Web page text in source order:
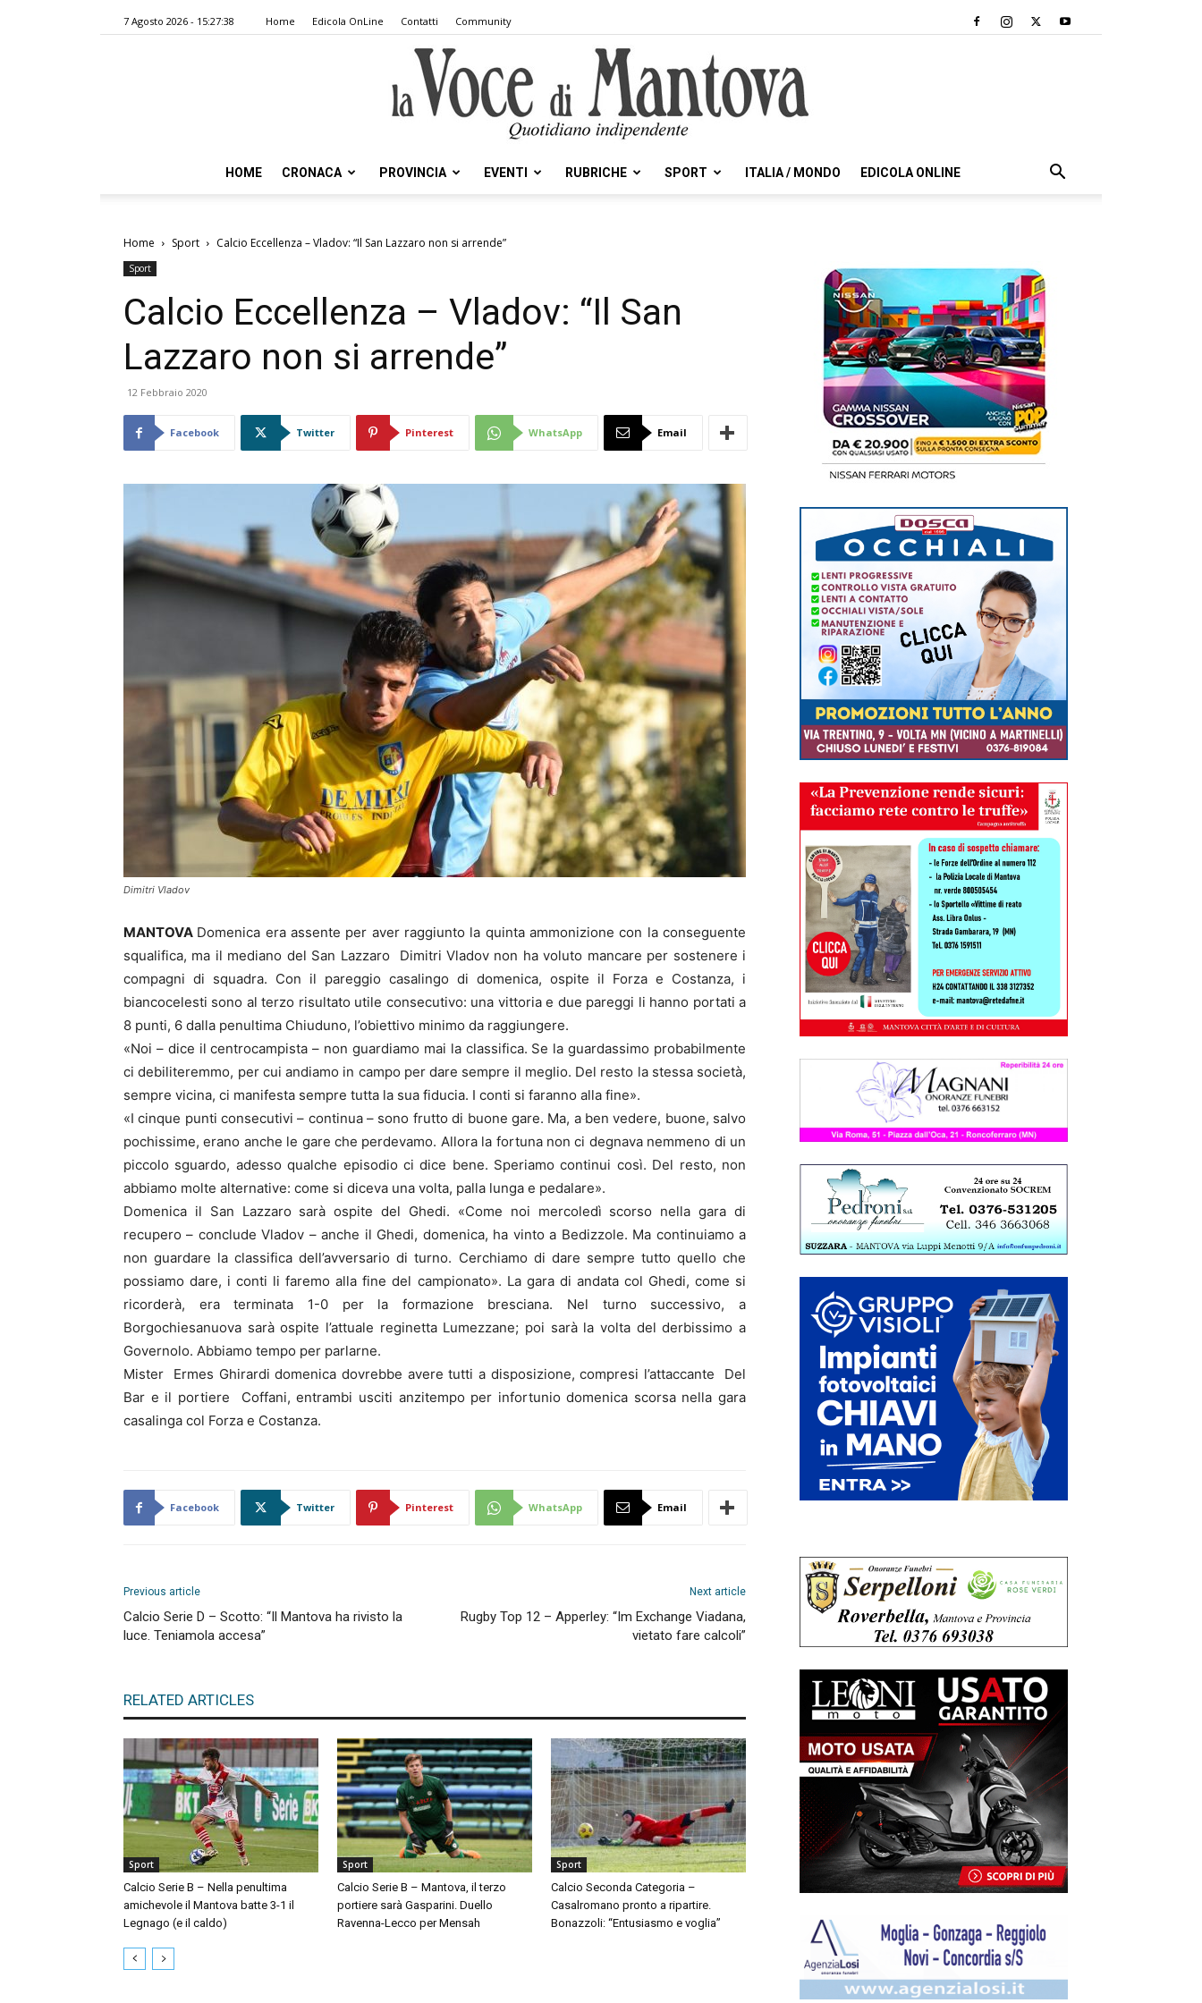
7 Agosto 2026 - 15:27:38 Home Edicola OnLine Contatti Community
Voce
Mantova
HOME CRONACA PROVINCIA EVENTI RUBRICHE SPORT ITALIA / MONDO EDICOLA ONLINE
Home Sport Calcio Eccellenza – Vladov: “Il San Lazzaro non si arrende”
Sport
Calcio Eccellenza – Vladov: “Il San
Lazzaro non si arrende”
12 Febbraio 2020
Facebook Twitter Pinterest WhatsApp Email
Dimitri Vladov
MANTOVA Domenica era assente per aver raggiunto la quinta ammonizione con la conseguente
squalifica, ma il mediano del San Lazzaro Dimitri Vladov non ha voluto mancare per sostenere i
compagni di squadra. Con il pareggio casalingo di domenica, ospite il Forza e Costanza, i
biancocelesti sono al terzo risultato utile consecutivo: una vittoria e due pareggi li hanno portati a
8 punti, 6 dalla penultima Chiuduno, l’obiettivo minimo da raggiungere.
«Noi – dice il centrocampista – non guardiamo mai la classifica. Se la guardassimo probabilmente
ci debiliteremmo, per cui andiamo in campo per dare sempre il meglio. Del resto la stessa società,
sempre vicina, ci manifesta sempre tutta la sua fiducia. I conti si faranno alla fine».
«I cinque punti consecutivi – continua – sono frutto di buone gare. Ma, a ben vedere, buone, salvo
pochissime, erano anche le gare che perdevamo. Allora la fortuna non ci degnava nemmeno di un
piccolo sguardo, adesso qualche episodio ci dice bene. Speriamo continui così. Del resto, non
abbiamo molte alternative: come si diceva una volta, palla lunga e pedalare».
Domenica il San Lazzaro sarà ospite del Ghedi. «Come noi mercoledì scorso nella gara di
recupero – conclude Vladov – anche il Ghedi, domenica, ha vinto a Bedizzole. Ma continuiamo a
non guardare la classifica dell’avversario di turno. Cerchiamo di dare sempre tutto quello che
possiamo dare, i conti li faremo alla fine del campionato». La gara di andata col Ghedi, come si
ricorderà, era terminata 1-0 per la formazione bresciana. Nel turno successivo, a
Borgochiesanuova sarà ospite l’attuale reginetta Lumezzane; poi sarà la volta del derbissimo a
Governolo. Abbiamo tempo per parlarne.
Mister Ermes Ghirardi domenica dovrebbe avere tutti a disposizione, compresi l’attaccante Del
Bar e il portiere Coffani, entrambi usciti anzitempo per infortunio domenica scorsa nella gara
casalinga col Forza e Costanza.
Facebook Twitter Pinterest WhatsApp Email
Previous article
Calcio Serie D – Scotto: “Il Mantova ha rivisto la
luce. Teniamola accesa”
Next article
Rugby Top 12 – Apperley: “Im Exchange Viadana,
vietato fare calcoli”
RELATED ARTICLES
Sport
Calcio Serie B – Nella penultima
amichevole il Mantova batte 3-1 il
Legnago (e il caldo)
Sport
Calcio Serie B – Mantova, il terzo
portiere sarà Gasparini. Duello
Ravenna-Lecco per Mensah
Sport
Calcio Seconda Categoria –
Casalromano pronto a ripartire.
Bonazzoli: “Entusiasmo e voglia”